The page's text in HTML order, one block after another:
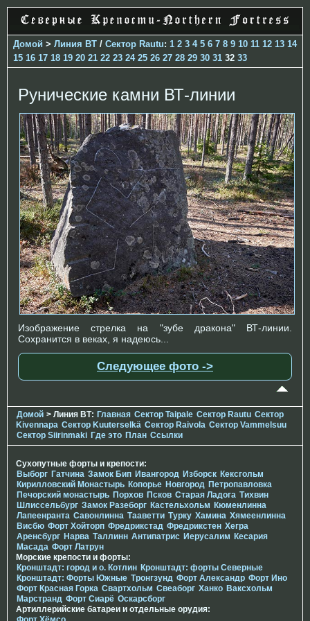
Домой > Линия ВТ / Сектор Rautu: 1 2 3 4 5 6 7 8 9 10 11 12 13 14
15 16 17 18 19 20 21 22 23 24 25 26 27 28 29 30 31 32 33
Рунические камни ВТ-линии
Изображение стрелка на "зубе дракона" ВТ-линии.
Сохранится в веках, я надеюсь...
Следующее фото ->
Домой > Линия ВТ: Главная Сектор Taipale Сектор Rautu Сектор
Kivennapa Сектор Kuuterselkä Сектор Raivola Сектор Vammelsuu
Сектор Siirinmaki Где это План Ссылки
Сухопутные форты и крепости:
Выборг Гатчина Замок Бип Ивангород Изборск Кексгольм
Кирилловский Монастырь Копорье Новгород Петропавловка
Печорcкий монастырь Порхов Псков Старая Ладога Тихвин
Шлиссельбург Замок Разеборг Кастельхольм Кюменлинна
Лапеенранта Савонлинна Тааветти Турку Хамина Хямеенлинна
Висбю Форт Хойторп Фредрикстад Фредрикстен Хегра
Аренсбург Нарва Таллинн Антипатрис Иерусалим Кесария
Масада Форт Латрун
Морские крепости и форты:
Кронштадт: город и о. Котлин Кронштадт: форты Северные
Кронштадт: Форты Южные Тронгзунд Форт Александр Форт Ино
Форт Красная Горка Свартхольм Свеаборг Ханко Ваксхольм
Марстранд Форт Сиарё Оскарсборг
Артиллерийские батареи и отдельные орудия: